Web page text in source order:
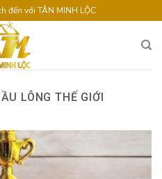
đến với TÂN MINH LỘC
LÔNG THẾ GIỚI